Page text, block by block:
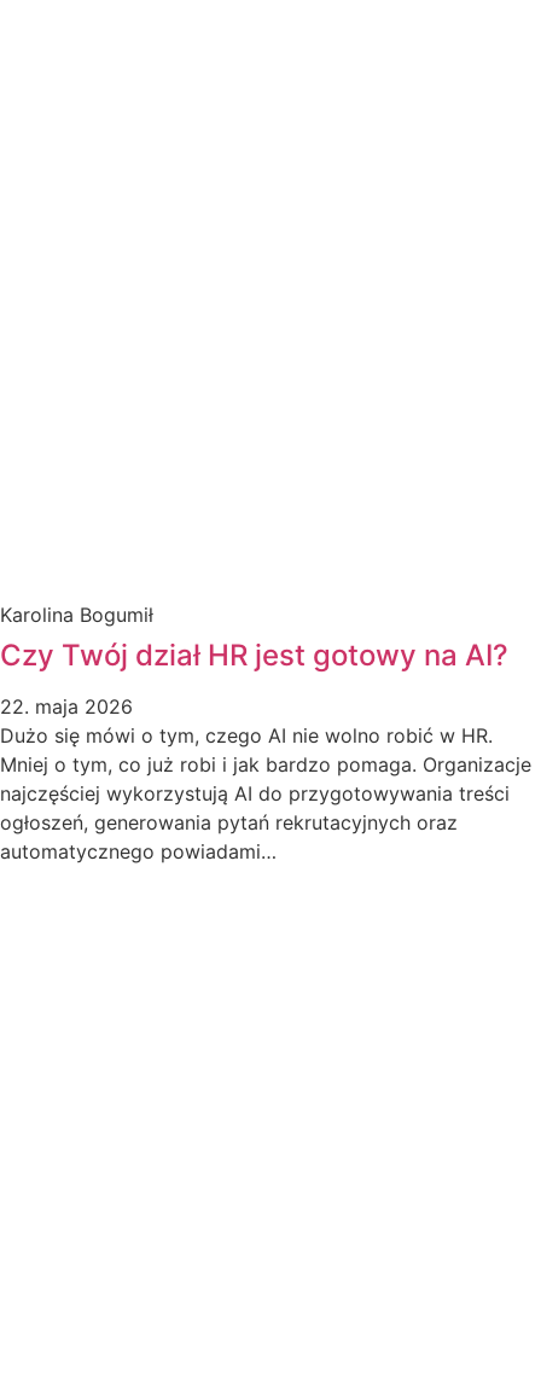
Karolina Bogumił
Czy Twój dział HR jest gotowy na AI?
22. maja 2026
Dużo się mówi o tym, czego AI nie wolno robić w HR.
Mniej o tym, co już robi i jak bardzo pomaga. Organizacje
najczęściej wykorzystują AI do przygotowywania treści
ogłoszeń, generowania pytań rekrutacyjnych oraz
automatycznego powiadami…